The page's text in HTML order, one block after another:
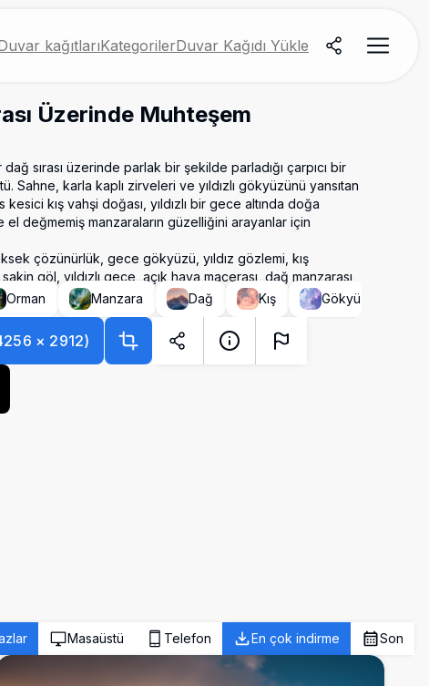
kağıtlarıKategorilerDuvar Kağıdı Yükle
Üzerinde Muhteşem
sırası üzerinde parlak bir şekilde parladığı çarpıcı bir
Sahne, karla kaplı zirveleri ve yıldızlı gökyüzünü yansıtan
kış vahşi doğası, yıldızlı bir gece altında doğa
el değmemiş manzaraların güzelliğini arayanlar için
çözünürlük, gece gökyüzü, yıldız gözlemi, kış
göl, yıldızlı gece, açık hava macerası, dağ manzarası
Orman Manzara Dağ Kış Gökyüzü
× 2912)
Masaüstü Telefon En çok indirme Son